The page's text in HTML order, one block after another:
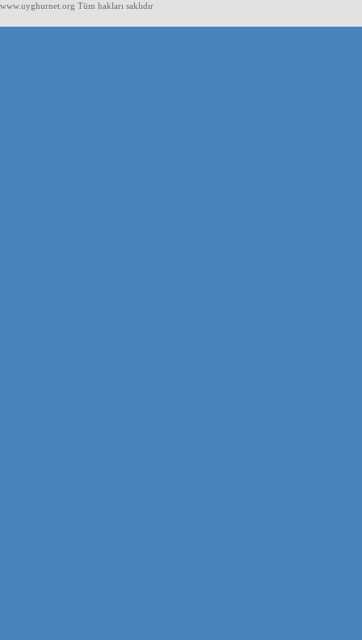
www.uyghurnet.org Tüm hakları saklıdır